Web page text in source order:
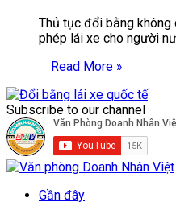
Thủ tục đổi bằng
phép lái xe cho người
Read More »
Subscribe to our channel
Gần đây